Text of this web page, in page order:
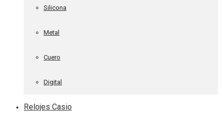
Silicona
Metal
Cuero
Digital
Relojes Casio